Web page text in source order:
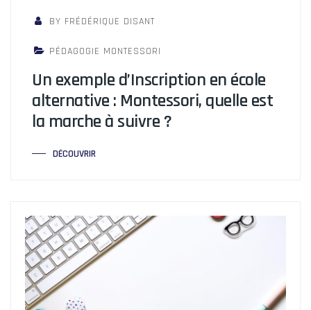
BY FRÉDÉRIQUE DISANT
PÉDAGOGIE MONTESSORI
Un exemple d’Inscription en école
alternative : Montessori, quelle est
la marche à suivre ?
DÉCOUVRIR